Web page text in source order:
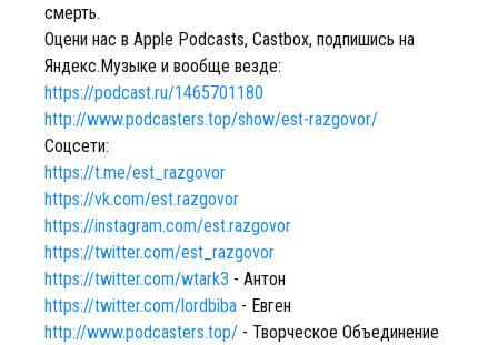
смерть.
Оцени нас в Apple Podcasts, Castbox, подпишись на
Яндекс.Музыке и вообще везде:
https://podcast.ru/1465701180
http://www.podcasters.top/show/est-razgovor/
Соцсети:
https://t.me/est_razgovor
https://vk.com/est.razgovor
https://instagram.com/est.razgovor
https://twitter.com/est_razgovor
https://twitter.com/wtark3 - Антон
https://twitter.com/lordbiba - Евген
http://www.podcasters.top/ - Творческое Объединение